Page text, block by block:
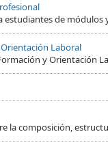
estudiantes de módulos
Laboral
y Orientación
la composición,